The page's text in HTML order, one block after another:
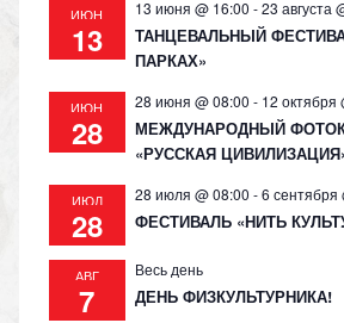
ИЮН
13
13 июня @ 16:00 -23 августа
ТАНЦЕВАЛЬНЫЙ
ПАРКАХ»
ИЮН
28
28 июня @ 08:00 - 12 октября
МЕЖДУНАРОДНЫЙ
«РУССКАЯ
ИЮЛ
28
28 июля @ 08:00 -6 сентября
ФЕСТИВАЛЬ «НИТЬ
АВГ
7
Весь день
ДЕНЬ ФИЗКУЛЬТУРНИКА!